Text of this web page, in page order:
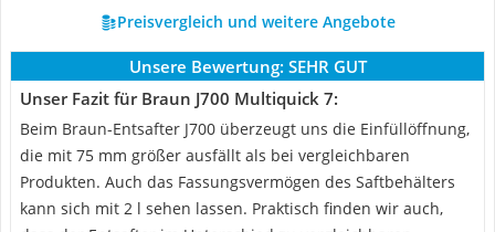
Preisvergleich und weitere Angebote
Unsere Bewertung: SEHR GUT
Unser Fazit für Braun J700 Multiquick 7:
Beim Braun-Entsafter J700 überzeugt uns die Einfüllöffnung,
die mit 75 mm größer ausfällt als bei vergleichbaren
Produkten. Auch das Fassungsvermögen des Saftbehälters
kann sich mit 2 l sehen lassen. Praktisch finden wir auch,